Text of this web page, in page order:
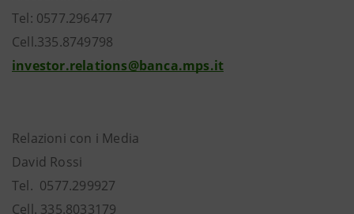
Tel: 0577.296477
Cell.335.8749798
investor.relations@banca.mps.it
Relazioni con i Media
David Rossi
Tel. 0577.299927
Cell. 335.8033179